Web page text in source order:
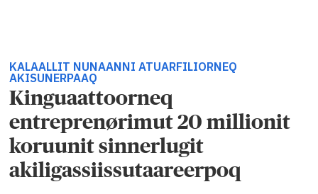
KALAALLIT NUNAANNI ATUARFILIORNEQ
AKISUNERPAAQ
Kinguaattoorneq
entreprenørimut 20 millionit
koruunit sinnerlugit
akiligassiissutaareerpoq